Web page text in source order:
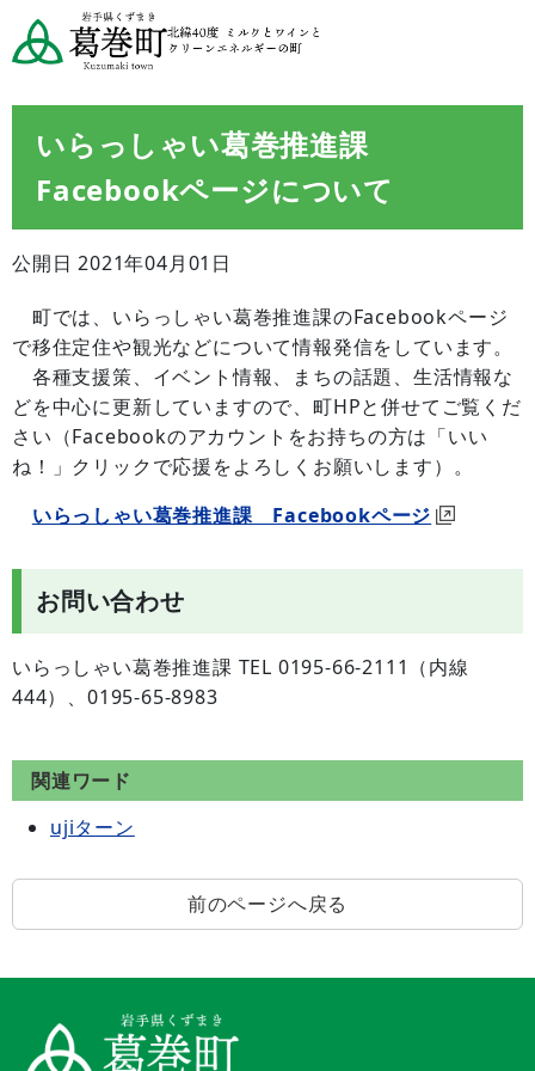
いらっしゃい葛巻推進課
Facebookページについて
公開日 2021年04月01日
町では、いらっしゃい葛巻推進課のFacebookページ
で移住定住や観光などについて情報発信をしています。
各種支援策、イベント情報、まちの話題、生活情報な
どを中心に更新していますので、町HPと併せてご覧くだ
さい（Facebookのアカウントをお持ちの方は「いい
ね！」クリックで応援をよろしくお願いします）。
いらっしゃい葛巻推進課 Facebookページ
お問い合わせ
いらっしゃい葛巻推進課 TEL 0195-66-2111（内線
444）、0195-65-8983
関連ワード
ujiターン
前のページへ戻る